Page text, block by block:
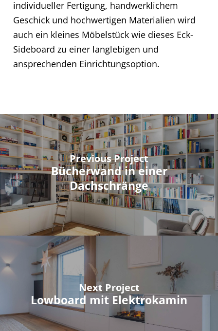
individueller Fertigung, handwerklichem
Geschick und hochwertigen Materialien wird
auch ein kleines Möbelstück wie dieses Eck-
Sideboard zu einer langlebigen und
ansprechenden Einrichtungsoption.
Previous Project
Bücherwand in einer
Dachschränge
Next Project
Lowboard mit Elektrokamin